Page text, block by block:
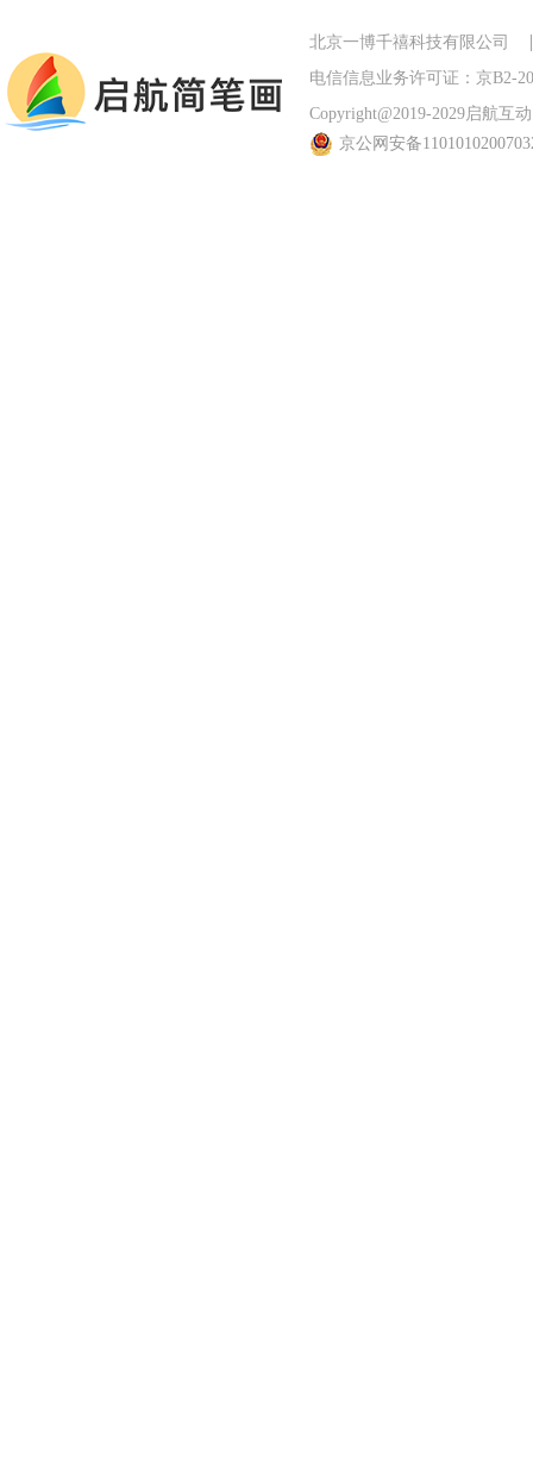
北京一博千禧科技有限公司
电信信息业务许可证：京B2-
Copyright@2019-2029启航互
京公网安备